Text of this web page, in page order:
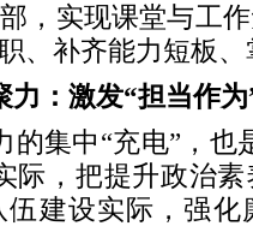
，实现课堂与工
、补齐能力短板
力：激发“担当作
的集中“充电”，也
际，把提升政治
建设实际，强化